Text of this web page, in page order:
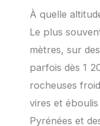
À quelle
Le plus
mètres, sur
parfois dès 1
rocheuses
vires et
Pyrénées et